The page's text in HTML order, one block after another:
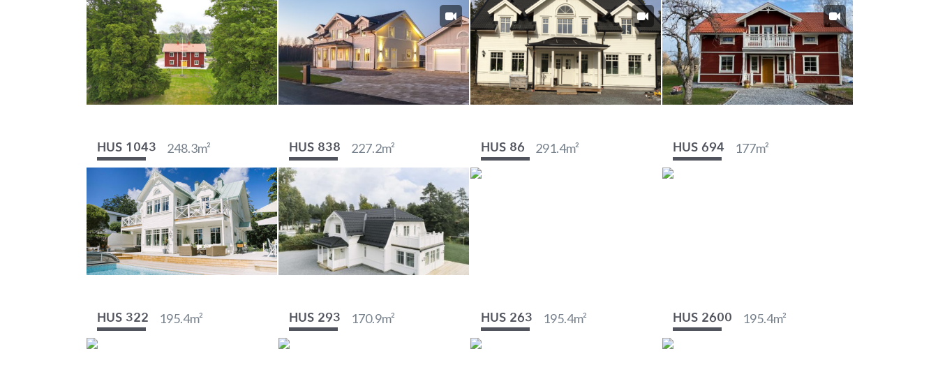
HUS 1043 248.3m² HUS 838 227.2m² HUS 86 291.4m² HUS 694 177m²
HUS 322 195.4m² HUS 293 170.9m² HUS 263 195.4m² HUS 2600 195.4m²